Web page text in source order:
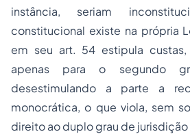
instância, seriam
constitucional existe na própria
em seu art. 54 estipula
apenas para o segundo
desestimulando a parte a
monocrática, o que viola, sem
direito ao duplo grau de jurisdição